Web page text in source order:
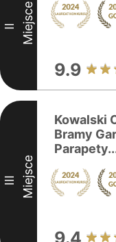
II Miejsce
9.9
III Miejsce
Kowalski
Bramy
9.4